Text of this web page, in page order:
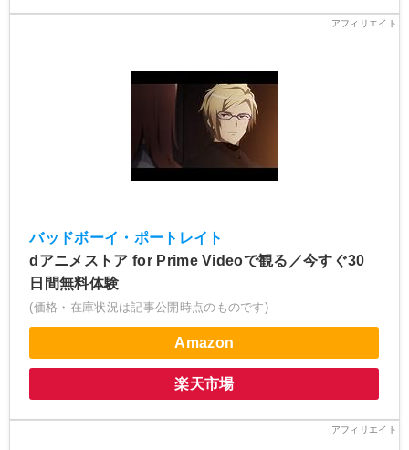
バッドボーイ・ポートレイト
dアニメストア for Prime Videoで観る／今すぐ30
日間無料体験
(価格・在庫状況は記事公開時点のものです)
Amazon
楽天市場